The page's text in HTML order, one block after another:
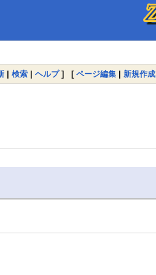
| 検索 | ヘルプ] [ ページ編集 | 新規作成